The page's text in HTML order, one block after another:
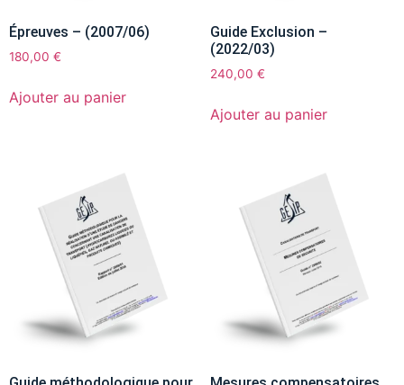
Épreuves – (2007/06)
180,00 €
Ajouter au panier
Guide Exclusion –
(2022/03)
240,00 €
Ajouter au panier